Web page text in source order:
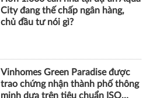
trao chứng nhận thành phố thông
minh dựa trên tiêu chuẩn ISO
Thị trường BĐS trong chu kỳ mới:
Cuộc đua về chất lượng và giá trị
thực